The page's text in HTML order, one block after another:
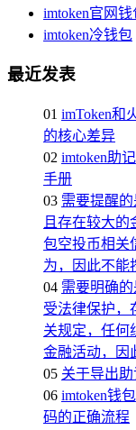
imtoken官网钱
imtoken冷钱包
最近发表
01 imToken和
的核心差异
02 imtoken助
手册
03 需要提醒
且存在较大的
包空投币相关
为，因此不能
04 需要明确
受法律保护，
关规定，任何
金融活动，因
05 关于导出
06 imtoken钱
码的正确流程